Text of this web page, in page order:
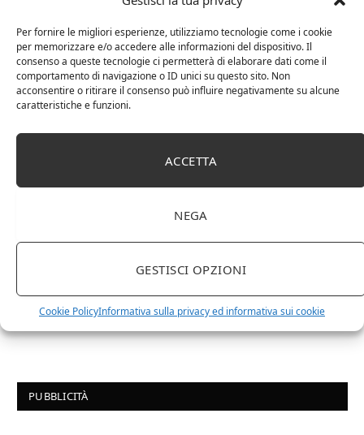
Per fornire le migliori esperienze, utilizziamo tecnologie come i cookie
per memorizzare e/o accedere alle informazioni del dispositivo. Il
consenso a queste tecnologie ci permetterà di elaborare dati come il
comportamento di navigazione o ID unici su questo sito. Non
acconsentire o ritirare il consenso può influire negativamente su alcune
caratteristiche e funzioni.
ACCETTA
NEGA
GESTISCI OPZIONI
Cookie PolicyInformativa sulla privacy ed informativa sui cookie
Chanson Pere & Fils – Chassagne Montrachet
(box 3 x 0,75l) Mr. Vino bianco
Le Casematte – Faro (box 6 x 0,75l) Mr. Vino Rosso
PUBBLICITÀ